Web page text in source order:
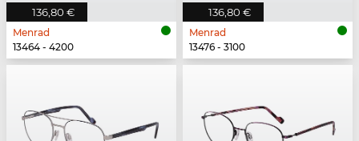
136,80 €
Menrad
13464 - 4200
136,80 €
Menrad
13476 - 3100